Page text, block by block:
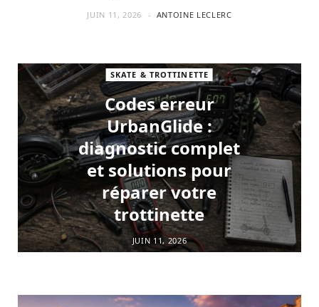
JUIN 11, 2026 ANTOINE LECLERC
SKATE & TROTTINETTE
Codes erreur
UrbanGlide :
diagnostic complet
et solutions pour
réparer votre
trottinette
JUIN 11, 2026